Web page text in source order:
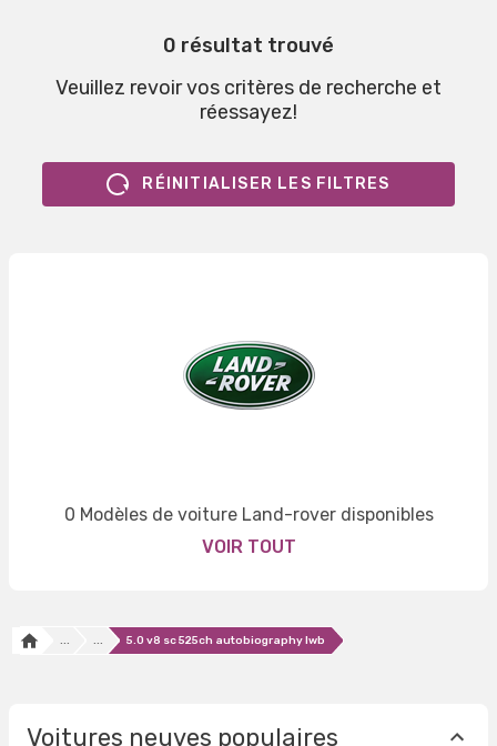
0 résultat trouvé
Veuillez revoir vos critères de recherche et
réessayez!
RÉINITIALISER LES FILTRES
0 Modèles de voiture Land-rover disponibles
VOIR TOUT
... ... 5.0 v8 sc 525ch autobiography lwb
Voitures neuves populaires